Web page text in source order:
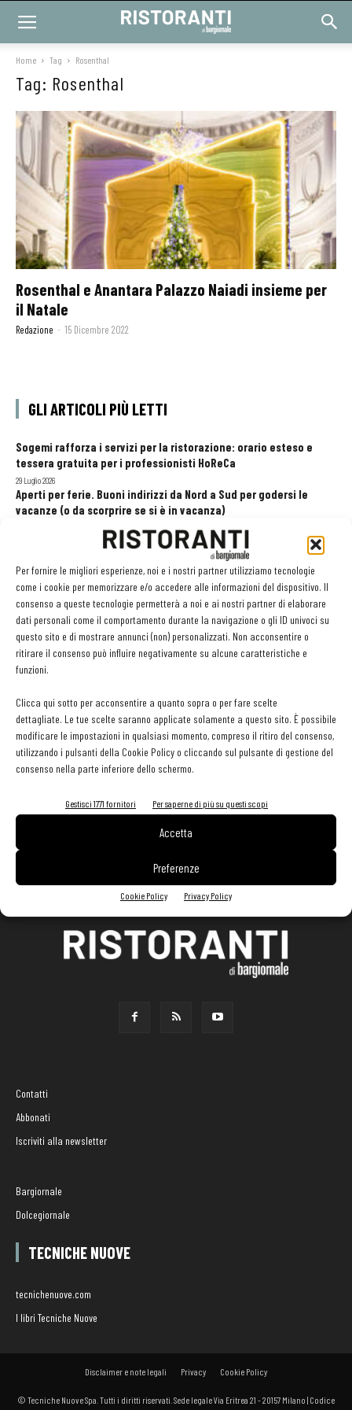
Per fornire le migliori esperienze, noi e i nostri partner utilizziamo tecnologie
come i cookie per memorizzare e/o accedere alle informazioni del dispositivo. Il
consenso a queste tecnologie permetterà a noi e ai nostri partner di elaborare
dati personali come il comportamento durante la navigazione o gli ID univoci su
questo sito e di mostrare annunci (non) personalizzati. Non acconsentire o
ritirare il consenso può influire negativamente su alcune caratteristiche e
funzioni.
Clicca qui sotto per acconsentire a quanto sopra o per fare scelte
dettagliate. Le tue scelte saranno applicate solamente a questo sito. È possibile
modificare le impostazioni in qualsiasi momento, compreso il ritiro del consenso,
utilizzando i pulsanti della Cookie Policy o cliccando sul pulsante di gestione del
consenso nella parte inferiore dello schermo.
Gestisci 1771 fornitori Per saperne di più su questi scopi
Accetta
Preferenze
Cookie Policy Privacy Policy
Home Tag Rosenthal
Tag: Rosenthal
Rosenthal e Anantara Palazzo Naiadi insieme per
il Natale
Redazione - 15 Dicembre 2022
GLI ARTICOLI PIÙ LETTI
Sogemi rafforza i servizi per la ristorazione: orario esteso e
tessera gratuita per i professionisti HoReCa
29 Luglio 2026
Aperti per ferie. Buoni indirizzi da Nord a Sud per godersi le
vacanze (o da scorprire se si è in vacanza)
Recensioni online, Fipe e le associazioni del turismo chiedono
modifiche alle Linee Guida dell’Antitrust
20 Luglio 2026
EDICOLA WEB
Contatti
Abbonati
Iscriviti alla newsletter
Bargiornale
Dolcegiornale
TECNICHE NUOVE
tecnichenuove.com
I libri Tecniche Nuove
Disclaimer e note legali Privacy Cookie Policy
© Tecniche Nuove Spa. Tutti i diritti riservati. Sede legale Via Eritrea 21 - 20157 Milano | Codice